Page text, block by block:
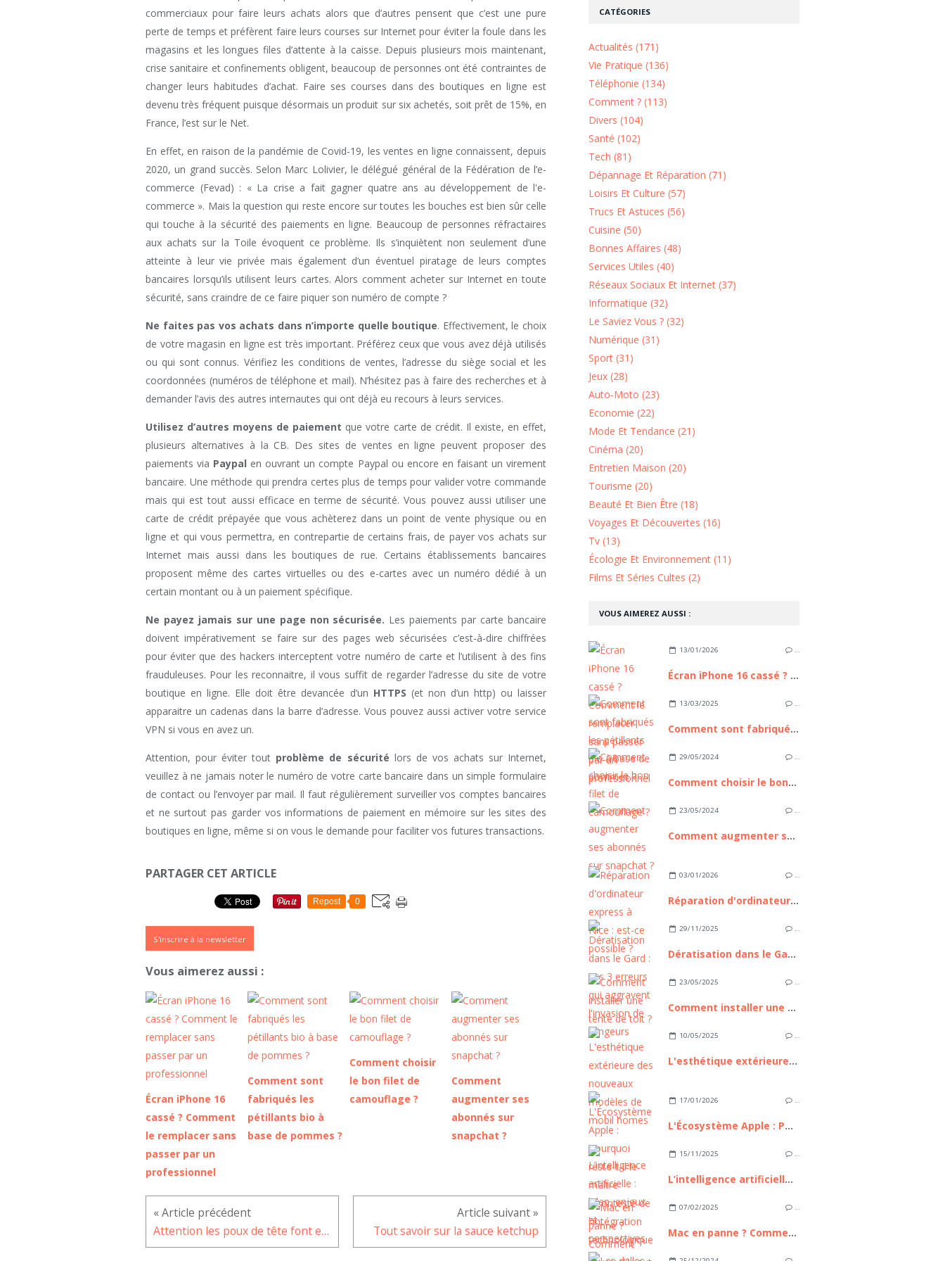
commerciaux pour faire leurs achats alors que d’autres pensent que c’est une pure
perte de temps et préfèrent faire leurs courses sur Internet pour éviter la foule dans les
magasins et les longues files d’attente à la caisse. Depuis plusieurs mois maintenant,
crise sanitaire et confinements obligent, beaucoup de personnes ont été contraintes de
changer leurs habitudes d’achat. Faire ses courses dans des boutiques en ligne est
devenu très fréquent puisque désormais un produit sur six achetés, soit prêt de 15%, en
France, l’est sur le Net.
En effet, en raison de la pandémie de Covid-19, les ventes en ligne connaissent, depuis
2020, un grand succès. Selon Marc Lolivier, le délégué général de la Fédération de l’e-
commerce (Fevad) : « La crise a fait gagner quatre ans au développement de l'e-
commerce ». Mais la question qui reste encore sur toutes les bouches est bien sûr celle
qui touche à la sécurité des paiements en ligne. Beaucoup de personnes réfractaires
aux achats sur la Toile évoquent ce problème. Ils s’inquiètent non seulement d’une
atteinte à leur vie privée mais également d’un éventuel piratage de leurs comptes
bancaires lorsqu’ils utilisent leurs cartes. Alors comment acheter sur Internet en toute
sécurité, sans craindre de ce faire piquer son numéro de compte ?
Ne faites pas vos achats dans n’importe quelle boutique. Effectivement, le choix
de votre magasin en ligne est très important. Préférez ceux que vous avez déjà utilisés
ou qui sont connus. Vérifiez les conditions de ventes, l’adresse du siège social et les
coordonnées (numéros de téléphone et mail). N’hésitez pas à faire des recherches et à
demander l’avis des autres internautes qui ont déjà eu recours à leurs services.
Utilisez d’autres moyens de paiement que votre carte de crédit. Il existe, en effet,
plusieurs alternatives à la CB. Des sites de ventes en ligne peuvent proposer des
paiements via Paypal en ouvrant un compte Paypal ou encore en faisant un virement
bancaire. Une méthode qui prendra certes plus de temps pour valider votre commande
mais qui est tout aussi efficace en terme de sécurité. Vous pouvez aussi utiliser une
carte de crédit prépayée que vous achèterez dans un point de vente physique ou en
ligne et qui vous permettra, en contrepartie de certains frais, de payer vos achats sur
Internet mais aussi dans les boutiques de rue. Certains établissements bancaires
proposent même des cartes virtuelles ou des e-cartes avec un numéro dédié à un
certain montant ou à un paiement spécifique.
Ne payez jamais sur une page non sécurisée. Les paiements par carte bancaire
doivent impérativement se faire sur des pages web sécurisées c’est-à-dire chiffrées
pour éviter que des hackers interceptent votre numéro de carte et l’utilisent à des fins
frauduleuses. Pour les reconnaitre, il vous suffit de regarder l’adresse du site de votre
boutique en ligne. Elle doit être devancée d’un HTTPS (et non d’un http) ou laisser
apparaitre un cadenas dans la barre d’adresse. Vous pouvez aussi activer votre service
VPN si vous en avez un.
Attention, pour éviter tout problème de sécurité lors de vos achats sur Internet,
veuillez à ne jamais noter le numéro de votre carte bancaire dans un simple formulaire
de contact ou l’envoyer par mail. Il faut régulièrement surveiller vos comptes bancaires
et ne surtout pas garder vos informations de paiement en mémoire sur les sites des
boutiques en ligne, même si on vous le demande pour faciliter vos futures transactions.
PARTAGER CET ARTICLE
Repost 0
S'inscrire à la newsletter
Vous aimerez aussi :
Écran iPhone 16
cassé ? Comment
le remplacer sans
passer par un
professionnel
Comment sont
fabriqués les
pétillants bio à
base de pommes ?
Comment choisir
le bon filet de
camouflage ?
Comment
augmenter ses
abonnés sur
snapchat ?
Attention les poux de tête font eux aussi leur rentrée Tout savoir sur la sauce ketchup
VOUS AIMEREZ AUSSI :
13/01/2026 …
Écran iPhone 16 cassé ? Comment le remplacer sans passer par un professionnel
13/03/2025 …
Comment sont fabriqués les pétillants bio à base de pommes ?
29/05/2024 …
Comment choisir le bon filet de camouflage ?
23/05/2024 …
Comment augmenter ses abonnés sur snapchat ?
03/01/2026 …
Réparation d'ordinateur express à Nice : est-ce possible ?
29/11/2025 …
Dératisation dans le Gard : ces 3 erreurs qui aggravent l'invasion de rongeurs
23/05/2025 …
Comment installer une tente de toit ?
10/05/2025 …
L'esthétique extérieure des nouveaux modèles de mobil homes
17/01/2026 …
L'Écosystème Apple : Pourquoi reste-t-il le maître incontesté de l'intégration technologique ?
15/11/2025 …
L’intelligence artificielle : bilan, enjeux et perspectives
07/02/2025 …
Mac en panne ? Comment savoir s’il vaut mieux le réparer ou en acheter un neuf ?
CATÉGORIES
Actualités (171)
Vie Pratique (136)
Téléphonie (134)
Comment ? (113)
Divers (104)
Santé (102)
Tech (81)
Dépannage Et Réparation (71)
Loisirs Et Culture (57)
Trucs Et Astuces (56)
Cuisine (50)
Bonnes Affaires (48)
Services Utiles (40)
Réseaux Sociaux Et Internet (37)
Informatique (32)
Le Saviez Vous ? (32)
Numérique (31)
Sport (31)
Jeux (28)
Auto-Moto (23)
Economie (22)
Mode Et Tendance (21)
Cinéma (20)
Entretien Maison (20)
Tourisme (20)
Beauté Et Bien Être (18)
Voyages Et Découvertes (16)
Tv (13)
Écologie Et Environnement (11)
Films Et Séries Cultes (2)